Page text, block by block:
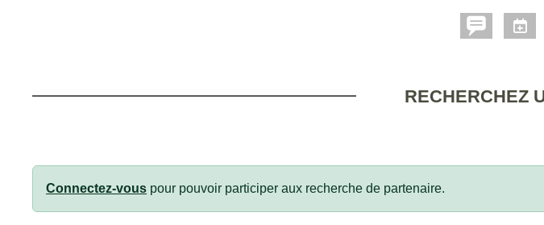
RECHERCHEZ
Connectez-vous pour pouvoir participer aux recherche de partenaire.